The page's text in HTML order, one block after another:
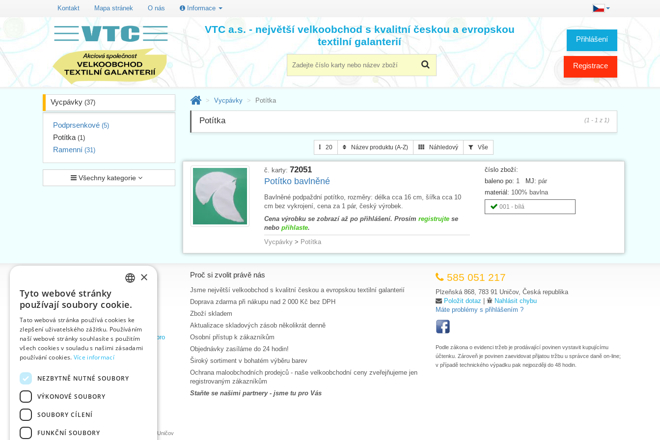
Kontakt Mapa stránek O nás Informace
Přihlášení
Registrace
VTC a.s. - největší velkoobchod s kvalitní českou a evropskou
textilní galanterií
Vycpávky (37)
Podprsenkové (5)
Potítka (1)
Ramenní (31)
Všechny kategorie
Vycpávky Potítka
Potítka (1 - 1 z 1)
20 Název produktu (A-Z) Náhledový Vše
číslo zboží:
baleno po: 1 MJ: pár
materiál: 100% bavlna
001 - bílá
č. karty: 72051
Potítko bavlněné
Bavlněné podpaždní potítko, rozměry: délka cca 16 cm, šířka cca 10
cm bez vykrojení, cena za 1 pár, český výrobek.
Cena výrobku se zobrazí až po přihlášení. Prosím registrujtese
nebo přihlaste.
Vycpávky> Potítka
Úvodní strana
Kontakt
Obchodní podmínky e-shopu VTC, a.s. pro
zákazníky z České republiky
Zásady ochrany osobních údajů
Ke stažení
Termíny naskladnění
Produktová videa, video návody
©2026 Velkoobchod textilní galanterie VTC a.s., Uničov
Proč si zvolit právě nás
Jsme největší velkoobchod s kvalitní českou a evropskou textilní galanterií
Doprava zdarma při nákupu nad 2 000 Kč bez DPH
Zboží skladem
Aktualizace skladových zásob několikrát denně
Osobní přístup k zákazníkům
Objednávky zasíláme do 24 hodin!
Široký sortiment v bohatém výběru barev
Ochrana maloobchodních prodejců - naše velkoobchodní ceny zveřejňujeme jen
registrovaným zákazníkům
Staňte se našimi partnery - jsme tu pro Vás
585 051 217
Plzeňská 868, 783 91 Uničov, Česká republika
Položit dotaz |
Nahlásit chybu
Máte problémy s přihlášením ?
Podle zákona o evidenci tržeb je prodávající povinen vystavit kupujícímu
účtenku. Zároveň je povinen zaevidovat přijatou tržbu u správce daně on-line;
v případě technického výpadku pak nejpozději do 48 hodin.
ENGLISH
GERMAN
×
Tyto webové stránky
používají soubory cookie.
Tato webová stránka používá cookies ke
zlepšení uživatelského zážitku. Používáním
naší webové stránky souhlasíte s použitím
všech cookies v souladu s našimi zásadami
používání cookies. Více informací
NEZBYTNĚ NUTNÉ SOUBORY
VÝKONOVÉ SOUBORY
SOUBORY CÍLENÍ
FUNKČNÍ SOUBORY